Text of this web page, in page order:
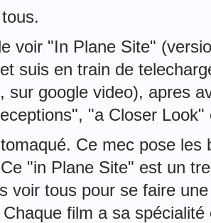
voir "In Plane Site"
suis en train de
sur google video), apres
"a Closer
Ce mec pose les
"in Plane Site" est un
voir tous pour se faire
film a sa